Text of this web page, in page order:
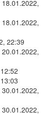
22:39